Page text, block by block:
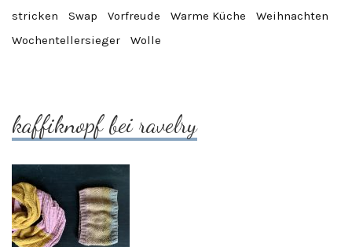
stricken
Swap Vorfreude Warme Küche
Weihnachten
Wochentellersieger
Wolle
kaffiknopf bei ravelry